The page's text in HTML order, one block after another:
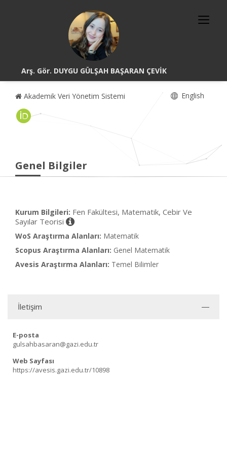
Arş. Gör. DUYGU GÜLŞAH BAŞARAN ÇEVİK
Akademik Veri Yönetim Sistemi English
Genel Bilgiler
Kurum Bilgileri: Fen Fakültesi, Matematik, Cebir Ve
Sayılar Teorisi
WoS Araştırma Alanları: Matematik
Scopus Araştırma Alanları: Genel Matematik
Avesis Araştırma Alanları: Temel Bilimler
İletişim
E-posta
gulsahbasaran@gazi.edu.tr
Web Sayfası
https://avesis.gazi.edu.tr/10898